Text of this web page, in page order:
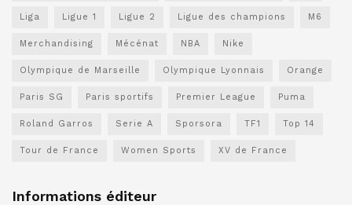
Liga Ligue 1 Ligue 2 Ligue des champions M6
Merchandising Mécénat NBA Nike
Olympique de Marseille Olympique Lyonnais Orange
Paris SG Paris sportifs Premier League Puma
Roland Garros Serie A Sporsora TF1 Top 14
Tour de France Women Sports XV de France
Informations éditeur